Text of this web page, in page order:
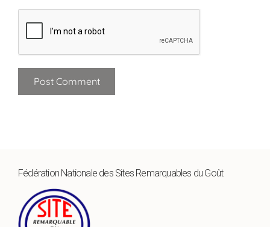
Fédération Nationale des Sites Remarquables du Goût